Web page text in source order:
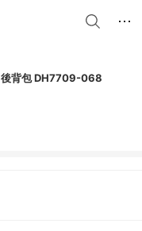
後背包 DH7709-068